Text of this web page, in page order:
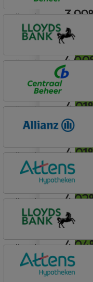
lineair
Centraal Beheer
Leef Hypotheek
lineair
Lloyds Bank
Hypotheek (1)
lineair
Leef Hypotheek
lineair
Allianz Bank
Allianz
lineair
Attens Hypotheken
lineair
Lloyds Bank
Hypotheek (1)